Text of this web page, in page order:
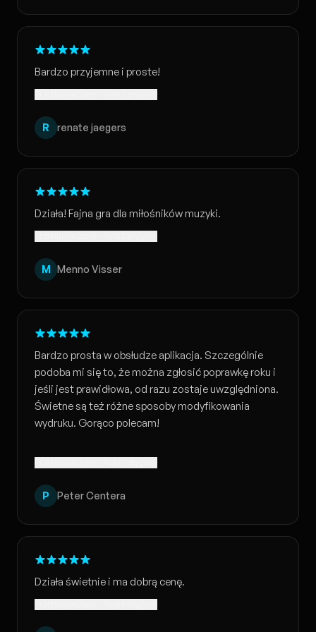
Bardzo przyjemne i proste!
R renate jaegers
Działa! Fajna gra dla miłośników muzyki.
M Menno Visser
Bardzo prosta w obsłudze aplikacja. Szczególnie
podoba mi się to, że można zgłosić poprawkę roku i
jeśli jest prawidłowa, od razu zostaje uwzględniona.
Świetne są też różne sposoby modyfikowania
wydruku. Gorąco polecam!
P Peter Centera
Działa świetnie i ma dobrą cenę.